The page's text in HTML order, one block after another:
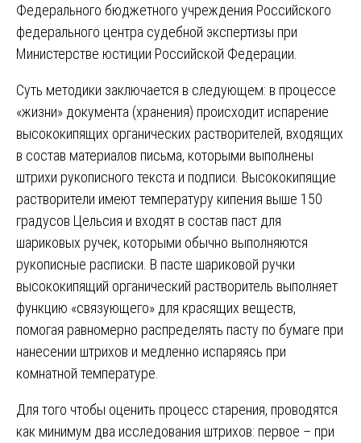
Федерального бюджетного учреждения Российского
федерального центра судебной экспертизы при
Министерстве юстиции Российской Федерации.
Суть методики заключается в следующем: в процессе
«жизни» документа (хранения) происходит испарение
высококипящих органических растворителей, входящих
в состав материалов письма, которыми выполнены
штрихи рукописного текста и подписи. Высококипящие
растворители имеют температуру кипения выше 150
градусов Цельсия и входят в состав паст для
шариковых ручек, которыми обычно выполняются
рукописные расписки. В пасте шариковой ручки
высококипящий органический растворитель выполняет
функцию «связующего» для красящих веществ,
помогая равномерно распределять пасту по бумаге при
нанесении штрихов и медленно испаряясь при
комнатной температуре.
Для того чтобы оценить процесс старения, проводятся
как минимум два исследования штрихов: первое – при